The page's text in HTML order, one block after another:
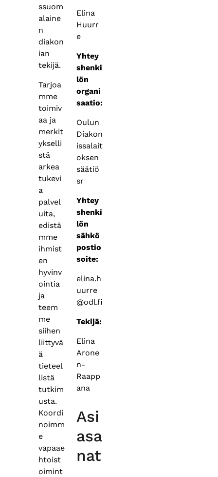
ssuom
alaine
n
diakon
ian
tekijä.
Tarjoa
mme
toimiv
aa ja
merkit
ykselli
stä
arkea
tukevi
a
palvel
uita,
edistä
mme
ihmist
en
hyvinv
ointia
ja
teem
me
siihen
liittyvä
ä
tieteel
listä
tutkim
usta.
Koordi
noimm
e
vapaae
htoist
oimint
Elina
Huurr
e
Yhtey
shenki
lön
organi
saatio:
Oulun
Diakon
issalait
oksen
säätiö
sr
Yhtey
shenki
lön
sähkö
postio
soite:
elina.h
uurre
@odl.fi
Tekijä:
Elina
Arone
n-
Raapp
ana
Asi
asa
nat